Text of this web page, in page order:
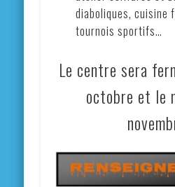
diaboliques, cuisine
tournois sportifs…
Le centre sera
octobre et le